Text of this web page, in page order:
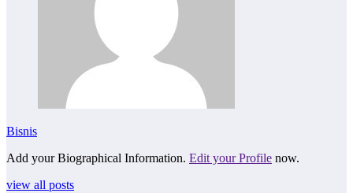
Bisnis
Add your Biographical Information. Edit your Profile now.
view all posts